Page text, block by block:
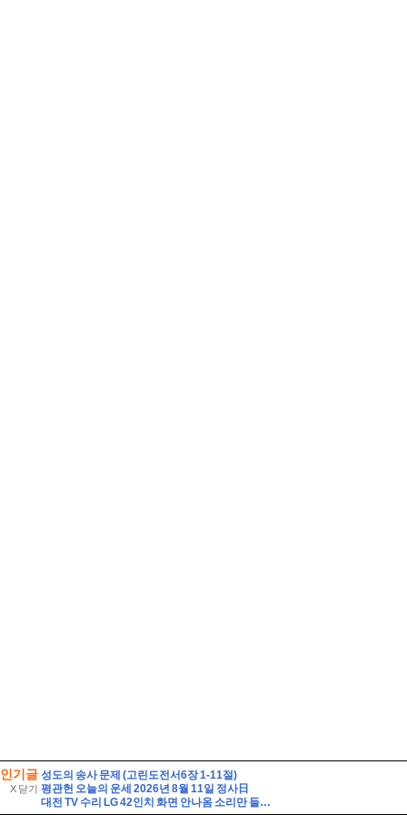
인기글
X 닫기
성도의 송사 문제 (고린도전서6장 1-11절)
평관헌 오늘의 운세 2026년 8월 11일 정사日
대전 TV 수리 LG 42인치 화면 안나옴 소리만 들릴때 해결 방법 42LF5800 백라이트 교체